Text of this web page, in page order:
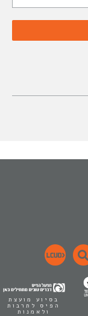
בסיוע מועצת
הפיס לתרבות
ולאמנות